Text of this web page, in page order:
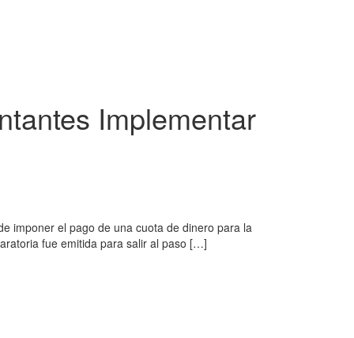
Implementar
imponer el pago de una cuota de dinero para la
fue emitida para salir al paso […]